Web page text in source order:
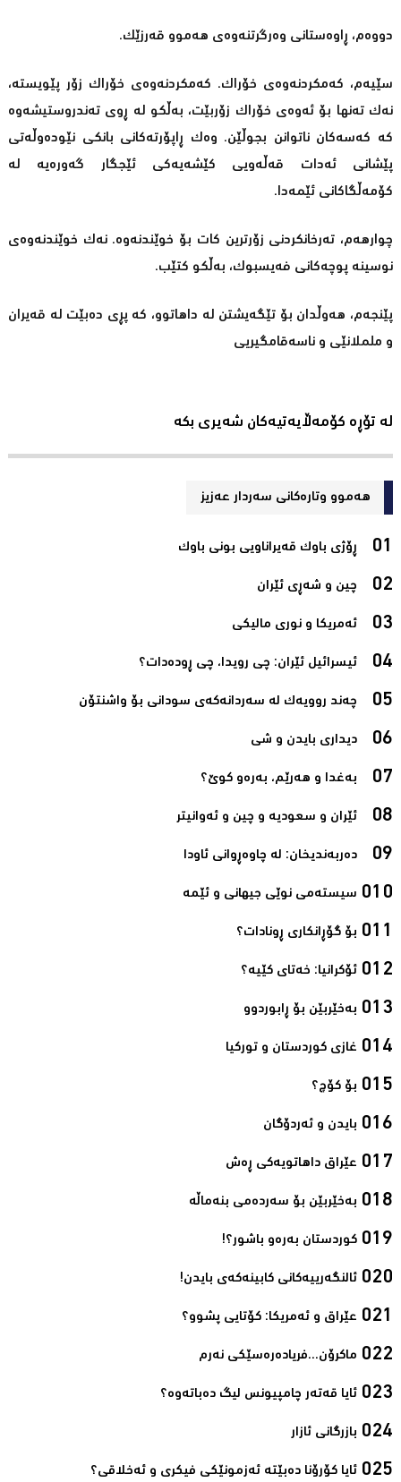
دووەم، ڕاوەستانی وەرگرتنەوەی هەموو قەرزێک.
سێیەم، کەمکردنەوەی خۆراک. کەمکردنەوەی خۆراک زۆر پێویستە،
نەک تەنها بۆ ئەوەی خۆراک زۆربێت، بەڵکو لە ڕوی تەندروستیشەوە
کە کەسەکان ناتوانن بجوڵێن. وەک ڕاپۆرتەکانی بانکی نێودەوڵەتی
پێشانی ئەدات قەڵەویی کێشەیەکی ئێجگار گەورەیە لە
کۆمەڵگاکانی ئێمەدا.
چوارهەم، تەرخانکردنی زۆرترین کات بۆ خوێندنەوە. نەک خوێندنەوەی
نوسینە پوچەکانی فەیسبوک، بەڵکو کتێب.
پێنجەم، هەوڵدان بۆ تێگەیشتن لە داهاتوو، کە پڕی دەبێت لە قەیران
و ململانێی و ناسەقامگیریی
لە تۆڕە کۆمەڵایەتیەکان شەیری بکە
هەموو وتارەکانی سه‌ردار عه‌زیز
ڕۆژی باوک قەیراناویی بونی باوک‌
چین و شەڕی ئێران‌
ئەمریکا و نوری مالیکی‌
ئیسرائیل ئێران: چی رویدا، چی ڕودەدات؟‌
چەند روویەک لە سەردانەکەی سودانی بۆ واشنتۆن‌
دیداری بایدن و شی‌
بەغدا و هەرێم، بەرەو کوێ؟‌
ئێران و سعودیە و چین و ئەوانیتر‌
دەربەندیخان: لە چاوەڕوانی ئاودا‌
سیستەمی نوێی جیهانی و ئێمە‌
بۆ گۆڕانکاری ڕونادات؟‌
ئۆکرانیا: خەتای کێیە؟‌
بەخێربێن بۆ ڕابوردوو‌
غازی کوردستان و تورکیا‌
بۆ کۆچ؟‌
بایدن و ئەردۆگان‌
عێراق داهاتویەکی ڕەش‌
بەخێربێن بۆ سەردەمی بنەماڵە‌
کوردستان بەرەو باشور؟!‌
ئالنگەرییەکانی کابینەکەی بایدن!‌
عێراق و ئەمریکا: کۆتایی پشوو؟‌
ماکرۆن...فریادەرەسێکی نەرم‌
ئایا قەتەر چامپیونس لیگ دەباتەوە؟‌
بازرگانی ئازار‌
ئایا کۆرۆنا دەبێتە ئەزمونێکی فیکری و ئەخلاقی؟‌